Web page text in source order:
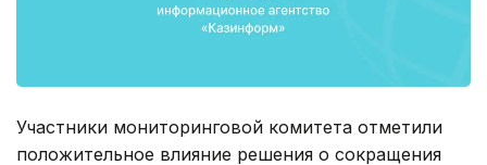
Участники мониторинговой комитета отметили
положительное влияние решения о сокращения